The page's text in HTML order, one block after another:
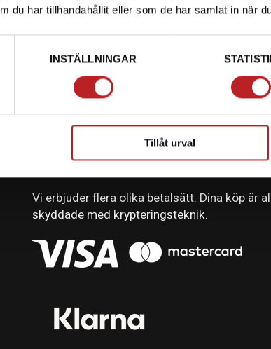
du har tillhandahållit eller som de har samlat in när
INSTÄLLNINGAR
Tillåt urval
BETALNING
Vi erbjuder flera olika betalsätt. Dina köp är
skyddade med krypteringsteknik.